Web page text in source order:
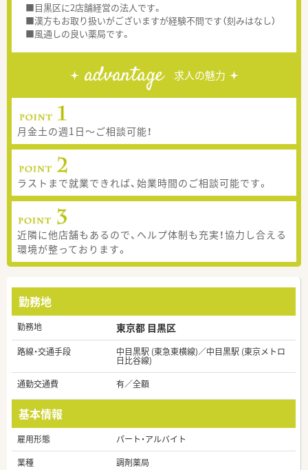
■目黒区に2店舗経営の法人です。
■漢方もお取り扱いがございますが経験不問です（刻みはなし）
■風通しの良い薬局です。
advantage 求人の魅力
月金土の週1日～ご相談可能！
ラストまで就業できれば、始業時間のご相談可能です。
近隣に他店舗もあるので、ヘルプ体制も充実！協力し合える
環境が整っております。
勤務地
勤務地 東京都 目黒区
路線・交通手段 中目黒駅 (東急東横線)／中目黒駅 (東京メトロ
日比谷線)
通勤交通費
有／全額
基本情報
雇用形態
パート・アルバイト
業種
調剤薬局